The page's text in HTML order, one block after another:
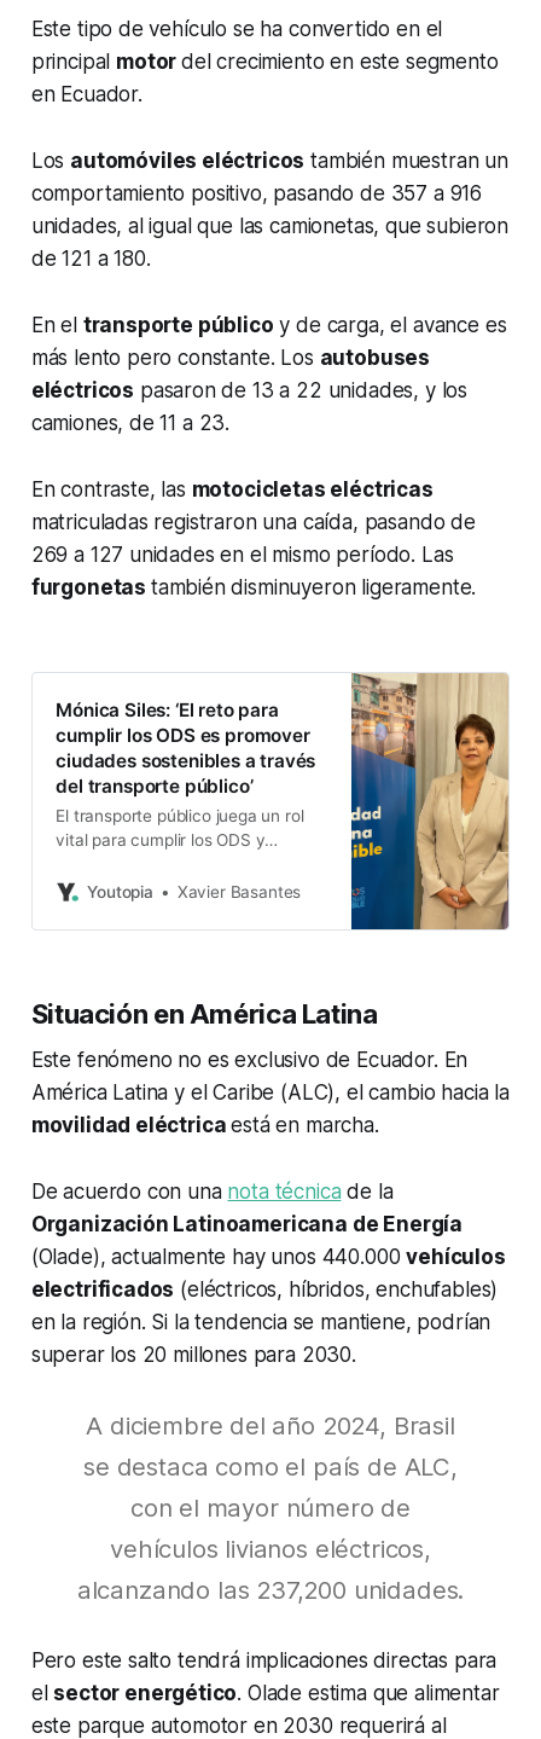
Este tipo de vehículo se ha convertido en el
principal motor del crecimiento en este segmento
en Ecuador.
Los automóviles eléctricos también muestran un
comportamiento positivo, pasando de 357 a 916
unidades, al igual que las camionetas, que subieron
de 121 a 180.
En el transporte público y de carga, el avance es
más lento pero constante. Los autobuses
eléctricos pasaron de 13 a 22 unidades, y los
camiones, de 11 a 23.
En contraste, las motocicletas eléctricas
matriculadas registraron una caída, pasando de
269 a 127 unidades en el mismo período. Las
furgonetas también disminuyeron ligeramente.
Mónica Siles: ‘El reto para
cumplir los ODS es promover
ciudades sostenibles a través
del transporte público’
El transporte público juega un rol
vital para cumplir los ODS y
participación de las autoridades
alcanzar ese propósito. Redacción
que sean sostenibles son los
cumplir las
Youtopia Xavier Basantes
Situación en América Latina
Este fenómeno no es exclusivo de Ecuador. En
América Latina y el Caribe (ALC), el cambio hacia la
movilidad eléctricaestá en marcha.
De acuerdo con una nota técnica de la
Organización Latinoamericana de Energía
(Olade), actualmente hay unos 440.000vehículos
electrificados (eléctricos, híbridos, enchufables)
en la región. Si la tendencia se mantiene, podrían
superar los 20 millones para 2030.
A diciembre del año 2024, Brasil
se destaca como el país de ALC,
con el mayor número de
vehículos livianos eléctricos,
alcanzando las 237,200 unidades.
Pero este salto tendrá implicaciones directas para
el sector energético. Olade estima que alimentar
este parque automotor en 2030 requerirá al